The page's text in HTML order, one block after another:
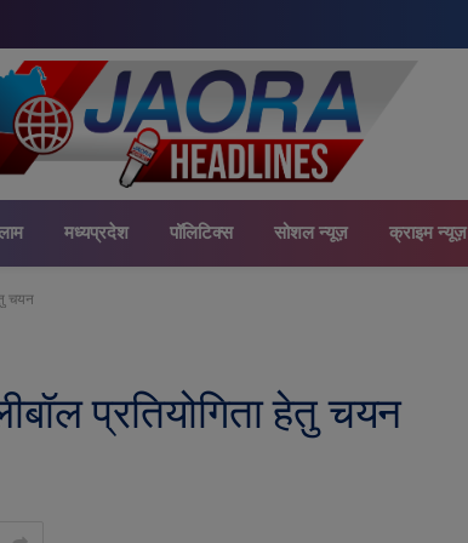
मध्यप्रदेश पॉलिटिक्स सोशल न्यूज़ क्राइम न्यूज़
चयन
प्रतियोगिता हेतु चयन